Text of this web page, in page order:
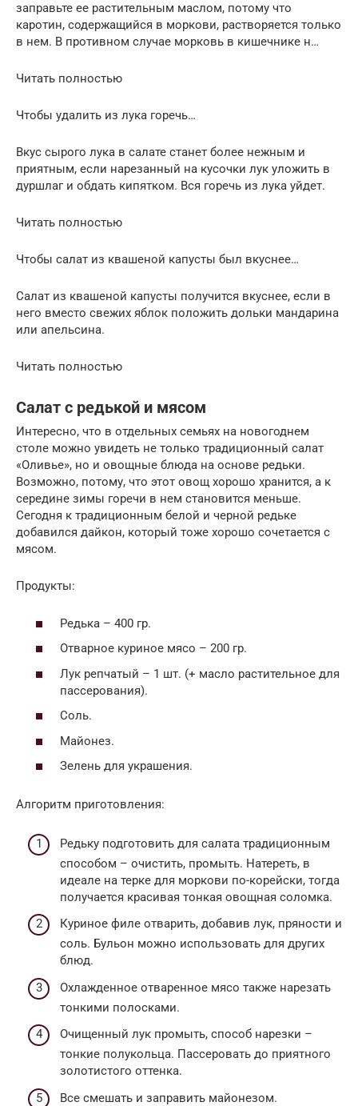
заправьте ее растительным маслом, потому что
каротин, содержащийся в моркови, растворяется только
в нем. В противном случае морковь в кишечнике н…
Читать полностью
Чтобы удалить из лука горечь…
Вкус сырого лука в салате станет более нежным и
приятным, если нарезанный на кусочки лук уложить в
дуршлаг и обдать кипятком. Вся горечь из лука уйдет.
Читать полностью
Чтобы салат из квашеной капусты был вкуснее…
Салат из квашеной капусты получится вкуснее, если в
него вместо свежих яблок положить дольки мандарина
или апельсина.
Читать полностью
Салат с редькой и мясом
Интересно, что в отдельных семьях на новогоднем
столе можно увидеть не только традиционный салат
«Оливье», но и овощные блюда на основе редьки.
Возможно, потому, что этот овощ хорошо хранится, а к
середине зимы горечи в нем становится меньше.
Сегодня к традиционным белой и черной редьке
добавился дайкон, который тоже хорошо сочетается с
мясом.
Продукты:
Редька – 400 гр.
Отварное куриное мясо – 200 гр.
Лук репчатый – 1 шт. (+ масло растительное для
пассерования).
Соль.
Майонез.
Зелень для украшения.
Алгоритм приготовления:
Редьку подготовить для салата традиционным
способом – очистить, промыть. Натереть, в
идеале на терке для моркови по-корейски, тогда
получается красивая тонкая овощная соломка.
Куриное филе отварить, добавив лук, пряности и
соль. Бульон можно использовать для других
блюд.
Охлажденное отваренное мясо также нарезать
тонкими полосками.
Очищенный лук промыть, способ нарезки –
тонкие полукольца. Пассеровать до приятного
золотистого оттенка.
Все смешать и заправить майонезом.